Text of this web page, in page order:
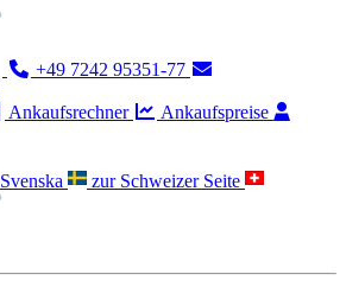
+49 7242 95351-77
Ankaufsrechner
Ankaufspreise
Svenska zur Schweizer Seite